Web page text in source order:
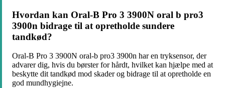
Hvordan kan Oral-B Pro 3 3900N oral b pro3
3900n bidrage til at opretholde sundere
tandkød?
Oral-B Pro 3 3900N oral-b pro3 3900n har en tryksensor, der
advarer dig, hvis du børster for hårdt, hvilket kan hjælpe med at
beskytte dit tandkød mod skader og bidrage til at opretholde en
god mundhygiejne.